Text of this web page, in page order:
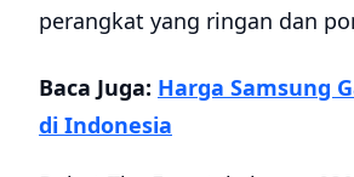
perangkat yang ringan dan
Baca Juga: Harga Samsung
di Indonesia